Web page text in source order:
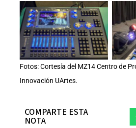
Aucune légende
Fotos: Cortesía del MZ14 Centro de
Innovación UArtes.
COMPARTE ESTA
NOTA